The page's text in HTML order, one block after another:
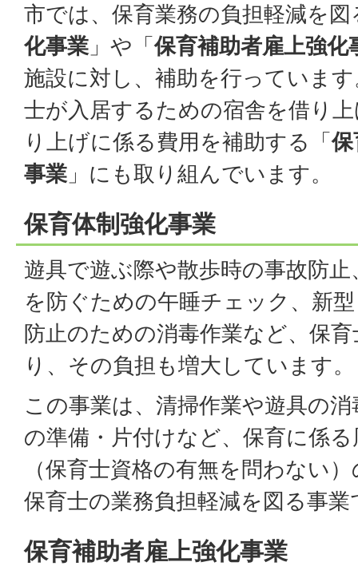
市では、保育業務の負担軽減を
化事業」や「保育補助者雇上強化
施設に対し、補助を行っていま
士が入居するための宿舎を借り
り上げに係る費用を補助する「
事業」にも取り組んでいます。
保育体制強化事業
遊具で遊ぶ際や散歩時の事故防
を防ぐための午睡チェック、新
防止のための消毒作業など、保
り、その負担も増大しています。
この事業は、清掃作業や遊具の
の準備・片付けなど、保育に係
（保育士資格の有無を問わない
保育士の業務負担軽減を図る事業
保育補助者雇上強化事業